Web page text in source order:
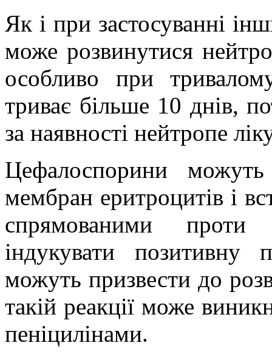
Як і при застосуванні
може розвинутися
особливо при
триває більше 10 днів,
за наявності нейтропе
Цефалоспорини
можуть
мембран еритроцитів і
спрямованими проти
індукувати
можуть призвести до
такій реакції може
пеніцилінами.